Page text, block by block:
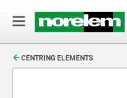
CENTRING ELEMENTS